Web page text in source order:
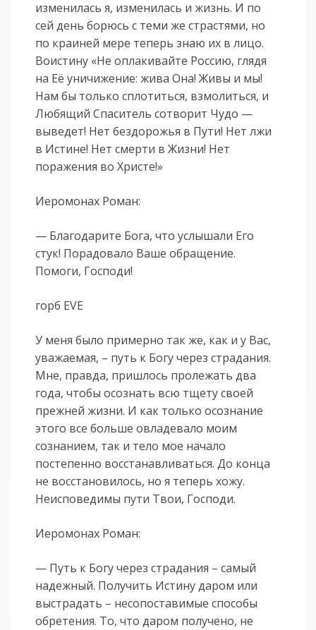
изменилась я, изменилась и жизнь. И по
сей день борюсь с теми же страстями, но
по краиней мере теперь знаю их в лицо.
Воистину «Не оплакивайте Россию, глядя
на Её уничижение: жива Она! Живы и мы!
Нам бы только сплотиться, взмолиться, и
Любящий Спаситель сотворит Чудо —
выведет! Нет бездорожья в Пути! Нет лжи
в Истине! Нет смерти в Жизни! Нет
поражения во Христе!»
Иеромонах Роман:
— Благодарите Бога, что услышали Его
стук! Порадовало Ваше обращение.
Помоги, Господи!
горб EVE
У меня было примерно так же, как и у Вас,
уважаемая, – путь к Богу через страдания.
Мне, правда, пришлось пролежать два
года, чтобы осознать всю тщету своей
прежней жизни. И как только осознание
этого все больше овладевало моим
сознанием, так и тело мое начало
постепенно восстанавливаться. До конца
не восстановилось, но я теперь хожу.
Неисповедимы пути Твои, Господи.
Иеромонах Роман:
— Путь к Богу через страдания – самый
надежный. Получить Истину даром или
выстрадать – несопоставимые способы
обретения. То, что даром получено, не